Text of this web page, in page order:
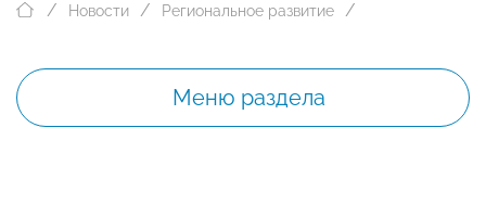
Новости Региональное развитие
Меню раздела